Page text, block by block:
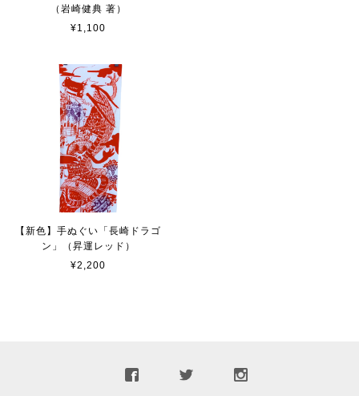
（岩崎健典 著）
¥1,100
【新色】手ぬぐい「長崎ドラゴ
ン」（昇運レッド）
¥2,200